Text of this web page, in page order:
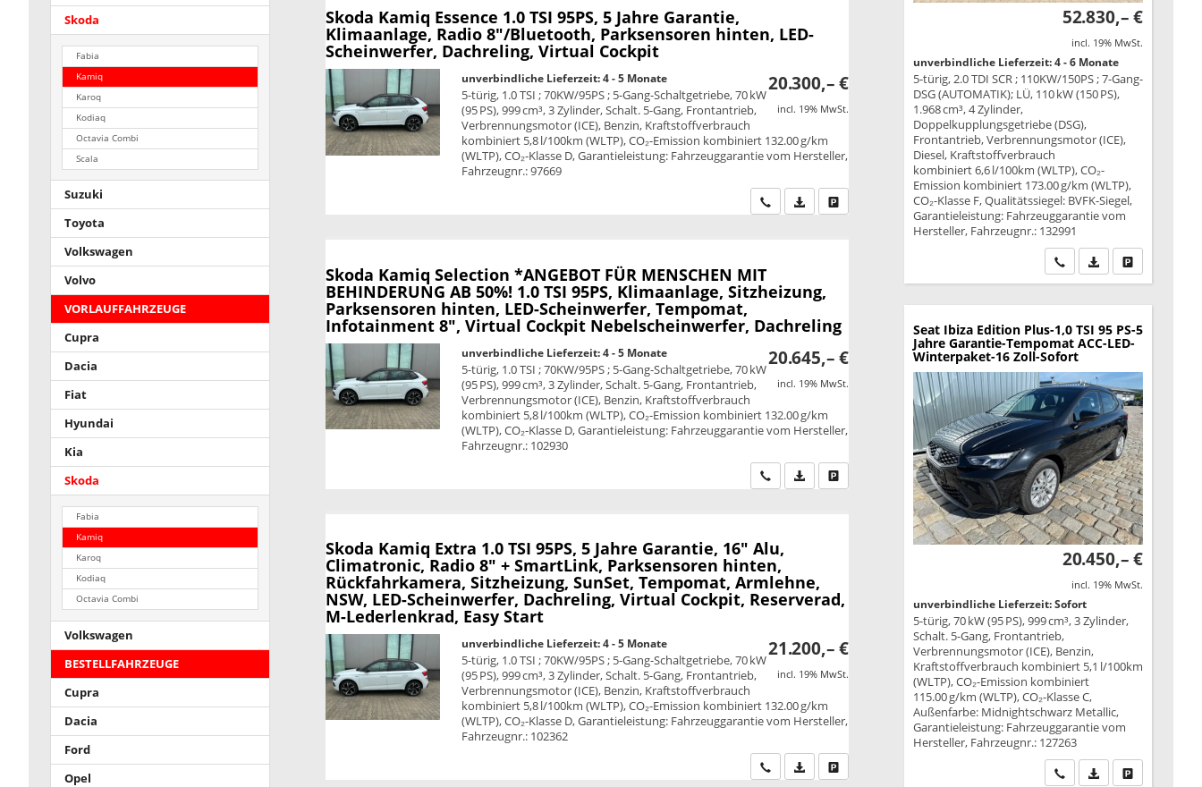
Skoda Kamiq Essence 1.0 TSI 95PS, 5 Jahre Garantie,
Klimaanlage, Radio 8"/Bluetooth, Parksensoren hinten, LED-
Scheinwerfer, Dachreling, Virtual Cockpit
20.300,– €
incl. 19% MwSt.
unverbindliche Lieferzeit: 4 - 5 Monate
5-türig, 1.0 TSI ; 70KW/95PS ; 5-Gang-Schaltgetriebe, 70 kW
(95 PS), 999 cm³, 3 Zylinder, Schalt. 5-Gang, Frontantrieb,
Verbrennungsmotor (ICE), Benzin, Kraftstoffverbrauch
kombiniert 5,8 l/100km (WLTP), CO₂-Emission kombiniert 132.00 g/km
(WLTP), CO₂-Klasse D, Garantieleistung: Fahrzeuggarantie vom Hersteller,
Fahrzeugnr.: 97669
Wir rufen Sie anPDF-Datei, Fahrzeugexposé drucken
Drucken, parken oder vergleichen
Skoda Kamiq Selection *ANGEBOT FÜR MENSCHEN MIT
BEHINDERUNG AB 50%! 1.0 TSI 95PS, Klimaanlage, Sitzheizung,
Parksensoren hinten, LED-Scheinwerfer, Tempomat,
Infotainment 8", Virtual Cockpit Nebelscheinwerfer, Dachreling
20.645,– €
incl. 19% MwSt.
unverbindliche Lieferzeit: 4 - 5 Monate
5-türig, 1.0 TSI ; 70KW/95PS ; 5-Gang-Schaltgetriebe, 70 kW
(95 PS), 999 cm³, 3 Zylinder, Schalt. 5-Gang, Frontantrieb,
Verbrennungsmotor (ICE), Benzin, Kraftstoffverbrauch
kombiniert 5,8 l/100km (WLTP), CO₂-Emission kombiniert 132.00 g/km
(WLTP), CO₂-Klasse D, Garantieleistung: Fahrzeuggarantie vom Hersteller,
Fahrzeugnr.: 102930
Wir rufen Sie anPDF-Datei, Fahrzeugexposé drucken
Drucken, parken oder vergleichen
Skoda Kamiq Extra 1.0 TSI 95PS, 5 Jahre Garantie, 16" Alu,
Climatronic, Radio 8" + SmartLink, Parksensoren hinten,
Rückfahrkamera, Sitzheizung, SunSet, Tempomat, Armlehne,
NSW, LED-Scheinwerfer, Dachreling, Virtual Cockpit, Reserverad,
M-Lederlenkrad, Easy Start
21.200,– €
incl. 19% MwSt.
unverbindliche Lieferzeit: 4 - 5 Monate
5-türig, 1.0 TSI ; 70KW/95PS ; 5-Gang-Schaltgetriebe, 70 kW
(95 PS), 999 cm³, 3 Zylinder, Schalt. 5-Gang, Frontantrieb,
Verbrennungsmotor (ICE), Benzin, Kraftstoffverbrauch
kombiniert 5,8 l/100km (WLTP), CO₂-Emission kombiniert 132.00 g/km
(WLTP), CO₂-Klasse D, Garantieleistung: Fahrzeuggarantie vom Hersteller,
Fahrzeugnr.: 102362
Wir rufen Sie anPDF-Datei, Fahrzeugexposé drucken
Skoda
Fabia
Kamiq
Karoq
Kodiaq
Octavia Combi
Scala
Suzuki
Toyota
Volkswagen
Volvo
VORLAUFFAHRZEUGE
Cupra
Dacia
Fiat
Hyundai
Kia
Skoda
Fabia
Kamiq
Karoq
Kodiaq
Octavia Combi
Volkswagen
BESTELLFAHRZEUGE
Cupra
Dacia
Ford
Opel
52.830,– €
incl. 19% MwSt.
unverbindliche Lieferzeit: 4 - 6 Monate
5-türig, 2.0 TDI SCR ; 110KW/150PS ; 7-Gang-
DSG (AUTOMATIK); LÜ, 110 kW (150 PS),
1.968 cm³, 4 Zylinder,
Doppelkupplungsgetriebe (DSG),
Frontantrieb, Verbrennungsmotor (ICE),
Diesel, Kraftstoffverbrauch
kombiniert 6,6 l/100km (WLTP), CO₂-
Emission kombiniert 173.00 g/km (WLTP),
CO₂-Klasse F, Qualitätssiegel: BVFK-Siegel,
Garantieleistung: Fahrzeuggarantie vom
Hersteller, Fahrzeugnr.: 132991
Wir rufen Sie an
PDF-Datei,Drucken,
Seat Ibiza Edition Plus-1,0 TSI 95 PS-5
Jahre Garantie-Tempomat ACC-LED-
Winterpaket-16 Zoll-Sofort
20.450,– €
incl. 19% MwSt.
unverbindliche Lieferzeit: Sofort
5-türig, 70 kW (95 PS), 999 cm³, 3 Zylinder,
Schalt. 5-Gang, Frontantrieb,
Verbrennungsmotor (ICE), Benzin,
Kraftstoffverbrauch kombiniert 5,1 l/100km
(WLTP), CO₂-Emission kombiniert
115.00 g/km (WLTP), CO₂-Klasse C,
Außenfarbe: Midnightschwarz Metallic,
Garantieleistung: Fahrzeuggarantie vom
Hersteller, Fahrzeugnr.: 127263
Wir rufen Sie an
PDF-Datei,Drucken,